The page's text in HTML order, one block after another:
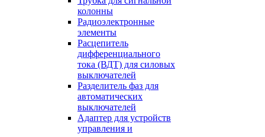
колонны
Радиоэлектронные
элементы
Расцепитель
дифференциального
тока (ВДТ) для силовых
выключателей
Разделитель фаз для
автоматических
выключателей
Адаптер для устройств
управления и